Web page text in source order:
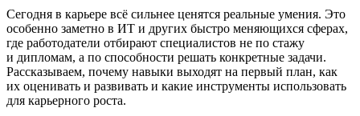
Сегодня в карьере всё сильнее ценятся реальные умения. Это
особенно заметно в ИТ и других быстро меняющихся сферах,
где работодатели отбирают специалистов не по стажу
и дипломам, а по способности решать конкретные задачи.
Рассказываем, почему навыки выходят на первый план, как
их оценивать и развивать и какие инструменты использовать
для карьерного роста.